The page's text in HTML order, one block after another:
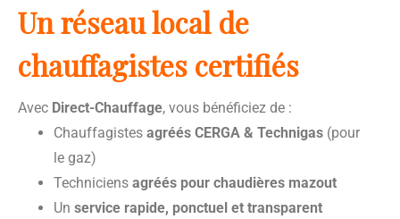
Un réseau local de
chauffagistes certifiés
Avec Direct-Chauffage, vous bénéficiez de :
Chauffagistes agréés CERGA & Technigas (pour
le gaz)
Techniciens agréés pour chaudières mazout
Un service rapide, ponctuel et transparent